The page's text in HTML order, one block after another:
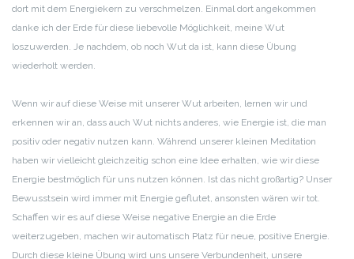
dort mit dem Energiekern zu verschmelzen. Einmal dort angekommen
danke ich der Erde für diese liebevolle Möglichkeit, meine Wut
loszuwerden. Je nachdem, ob noch Wut da ist, kann diese Übung
wiederholt werden.
Wenn wir auf diese Weise mit unserer Wut arbeiten, lernen wir und
erkennen wir an, dass auch Wut nichts anderes, wie Energie ist, die man
positiv oder negativ nutzen kann. Während unserer kleinen Meditation
haben wir vielleicht gleichzeitig schon eine Idee erhalten, wie wir diese
Energie bestmöglich für uns nutzen können. Ist das nicht großartig? Unser
Bewusstsein wird immer mit Energie geflutet, ansonsten wären wir tot.
Schaffen wir es auf diese Weise negative Energie an die Erde
weiterzugeben, machen wir automatisch Platz für neue, positive Energie.
Durch diese kleine Übung wird uns unsere Verbundenheit, unsere